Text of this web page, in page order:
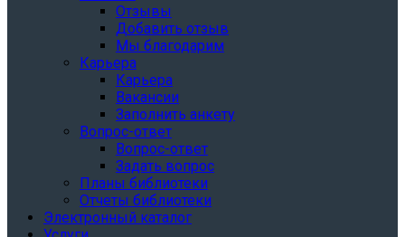
Отзывы
Добавить отзыв
Мы благодарим
Карьера
Карьера
Вакансии
Заполнить анкету
Вопрос-ответ
Вопрос-ответ
Задать вопрос
Планы библиотеки
Отчеты библиотеки
Электронный каталог